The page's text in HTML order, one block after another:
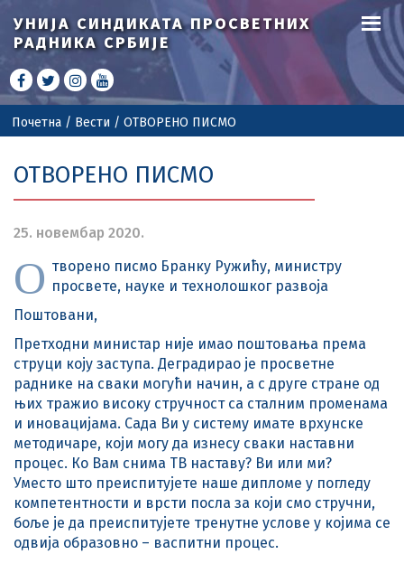
УНИЈА СИНДИКАТАПРОСВЕТНИХ
РАДНИКА СРБИЈЕ
Почетна / Вести / ОТВОРЕНО ПИСМО
ОТВОРЕНО ПИСМО
25. новембар 2020.
О творено писмо Бранку Ружићу, министру
просвете, науке и технолошког развоја
Поштовани,
Претходни министар није имао поштовања према
струци коју заступа. Деградирао је просветне
раднике на сваки могући начин, а с друге стране од
њих тражио високу стручност са сталним променама
и иновацијама. Сада Ви у систему имате врхунске
методичаре, који могу да изнесу сваки наставни
процес. Ко Вам снима ТВ наставу? Ви или ми?
Уместо што преиспитујете наше дипломе у погледу
компетентности и врсти посла за који смо стручни,
боље је да преиспитујете тренутне услове у којима се
одвија образовно – васпитни процес.